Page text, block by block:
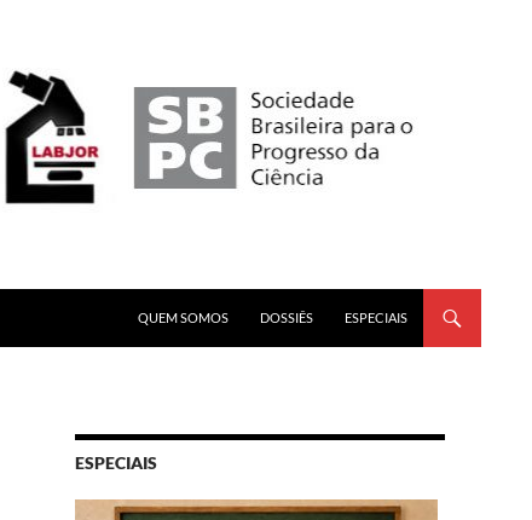
QUEM SOMOS
DOSSIÊS ESPECIAIS
ESPECIAIS